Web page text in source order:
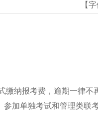
【
缴纳报考费，逾期一律不
加单独考试和管理类联